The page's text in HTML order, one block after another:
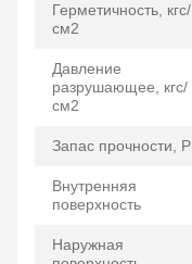
Герметичность, кгс/
см2
Давление
разрушающее, кгс/
см2
Запас прочности, P
Внутренняя
поверхность
Наружная